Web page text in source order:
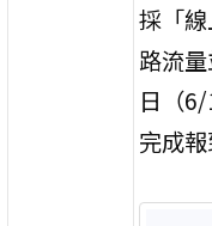
採「
路流
日（
完成報